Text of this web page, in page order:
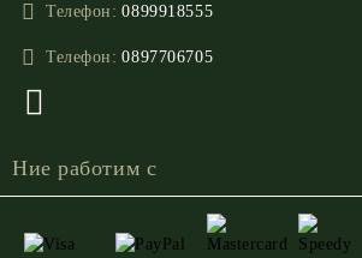
Телефон: 0899918555
Телефон: 0897706705
Ние работим с